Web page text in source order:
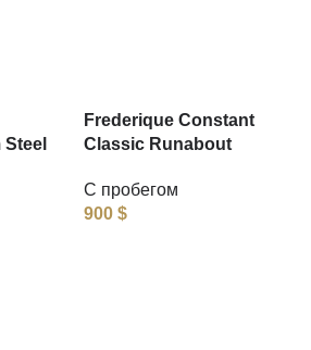
Frederique Constant
Classic Runabout
С пробегом
900 $